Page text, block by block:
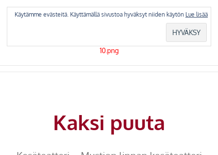
Kaksi puuta
Käytämme evästeitä. Käyttämällä sivustoa hyväksyt niiden käytön Lue lisää